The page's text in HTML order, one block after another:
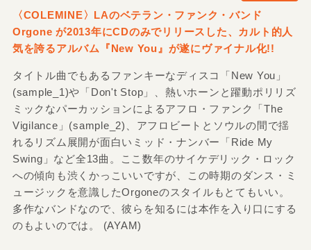
〈COLEMINE〉LAのベテラン・ファンク・バンド
Orgone が2013年にCDのみでリリースした、カルト的人
気を誇るアルバム『New You』が遂にヴァイナル化!!
タイトル曲でもあるファンキーなディスコ「New You」
(sample_1)や「Don't Stop」、熱いホーンと躍動ポリリズ
ミックなパーカッションによるアフロ・ファンク「The
Vigilance」(sample_2)、アフロビートとソウルの間で揺
れるリズム展開が面白いミッド・ナンバー「Ride My
Swing」など全13曲。ここ数年のサイケデリック・ロック
への傾向も渋くかっこいいですが、この時期のダンス・ミ
ュージックを意識したOrgoneのスタイルもとてもいい。
多作なバンドなので、彼らを知るには本作を入り口にする
のもよいのでは。 (AYAM)